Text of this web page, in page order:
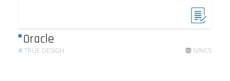
Oracle
#TRUE DESIGN NINCS